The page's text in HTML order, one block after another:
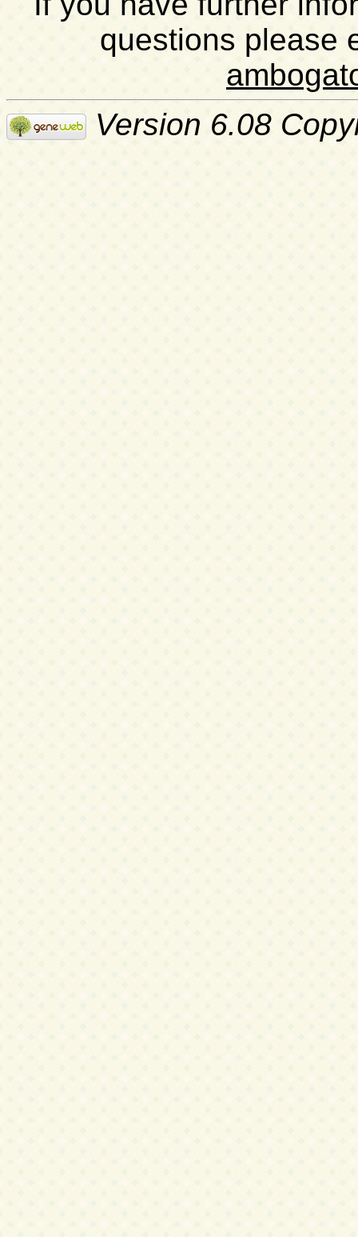
questions please
Version 6.08